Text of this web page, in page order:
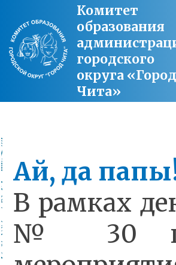
Комитет
образования
городского
округа «Город
Чита»
Ай, да
В рамках
№ 30 г.